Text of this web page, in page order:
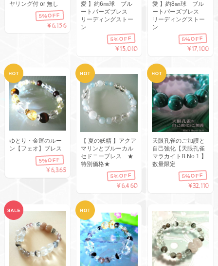
ヤリング付 or 無し
5%OFF
¥6,156
愛 】約6㎜球 ブル
ートパーズブレス
リーディングストー
ン
5%OFF
¥15,010
愛 】約8㎜球 ブル
ートパーズブレス
リーディングストー
ン
5%OFF
¥17,100
ゆとり・金運のルー
ン【フェオ】ブレス
5%OFF
¥6,365
【 夏の妖精 】アクア
マリンとブルーカル
セドニーブレス ★
特別価格★
5%OFF
¥6,460
天眼孔雀のご加護と
自己強化【天眼孔雀
マラカイトB No.1 】
数量限定
5%OFF
¥32,110